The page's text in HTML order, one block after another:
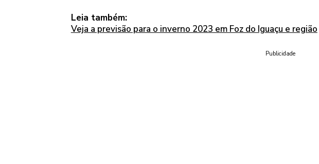
Leia também:
Veja a previsão para o inverno 2023 em Foz do Iguaçu e região
Publicidade